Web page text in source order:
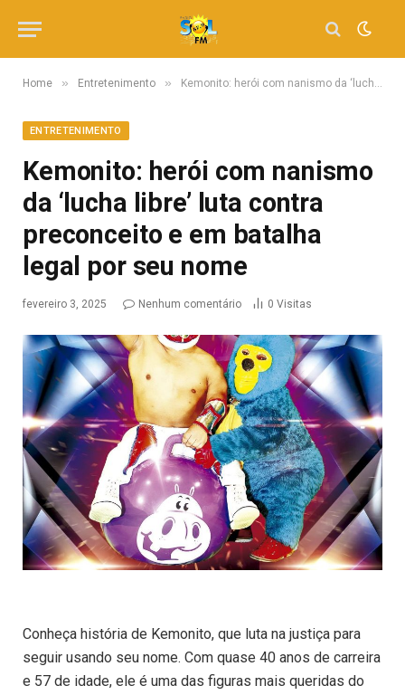
Home » Entretenimento » Kemonito: herói com nanismo da ‘lucha libre’ luta contra preconceito e em batalha legal por seu nome
ENTRETENIMENTO
Kemonito: herói com nanismo
da ‘lucha libre’ luta contra
preconceito e em batalha
legal por seu nome
fevereiro 3, 2025 Nenhum comentário 0 Visitas
Conheça história de Kemonito, que luta na justiça para
seguir usando seu nome. Com quase 40 anos de carreira
e 57 de idade, ele é uma das figuras mais queridas do